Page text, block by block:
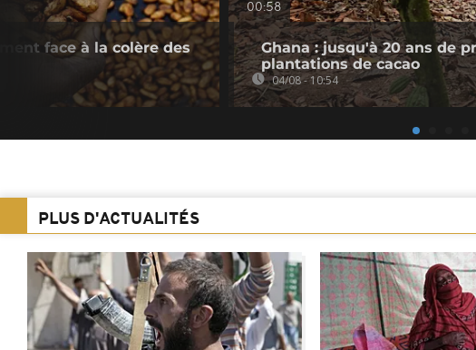
face à la colère des
00:58
Ghana : jusqu'à 20 ans de
plantations de cacao
04/08 - 10:54
PLUS D'ACTUALITÉS